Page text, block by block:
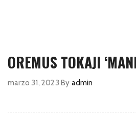
OREMUS TOKAJI
marzo 31, 2023 By admin